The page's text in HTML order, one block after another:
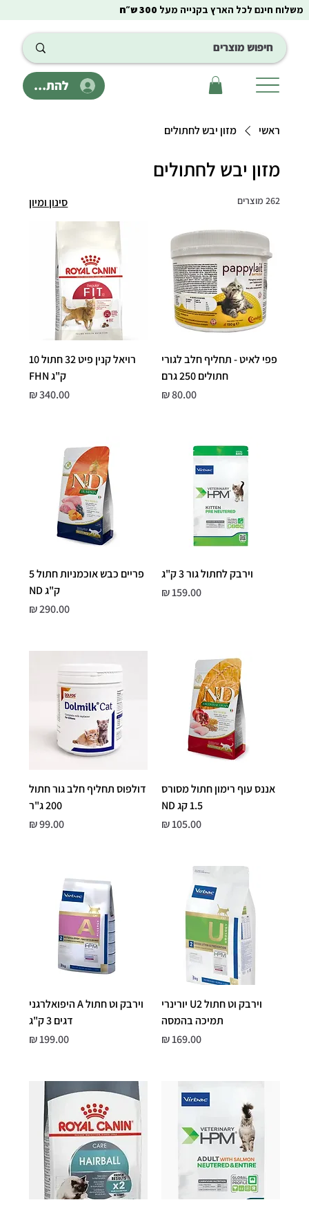
להתחבר
משלוח חינם לכל הארץ בקנייה מעל 300 ש״ח
ראשי מזון יבש לחתולים
מזון יבש לחתולים
262 מוצרים סינון ומיון
פפי לאיט - תחליף חלב לגורי
חתולים 250 גרם
מחיר
רויאל קנין פיט 32 חתול 10
ק"ג FHN
מחיר
וירבק לחתול גור 3 ק"ג
מחיר
פריים כבש אוכמניות חתול 5
ק"ג ND
מחיר
אננס עוף רימון חתול מסורס
1.5 קג ND
מחיר
דולפוס תחליף חלב גור חתול
200 ג"ר
מחיר
וירבק וט חתול U2 יורינרי
תמיכה בהמסה
מחיר
וירבק וט חתול A היפואלרגני
דגים 3 ק"ג
מחיר